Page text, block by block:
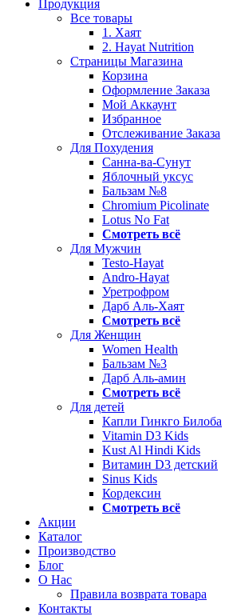
Продукция
Все товары
1. Хаят
2. Hayat Nutrition
Страницы Магазина
Корзина
Оформление Заказа
Мой Аккаунт
Избранное
Отслеживание Заказа
Для Похудения
Санна-ва-Сунут
Яблочный уксус
Бальзам №8
Chromium Picolinate
Lotus No Fat
Смотреть всё
Для Мужчин
Testo-Hayat
Andro-Hayat
Уретрофром
Дарб Аль-Хаят
Смотреть всё
Для Женщин
Women Health
Бальзам №3
Дарб Аль-амин
Смотреть всё
Для детей
Капли Гинкго Билоба
Vitamin D3 Kids
Kust Al Hindi Kids
Витамин D3 детский
Sinus Kids
Кордексин
Смотреть всё
Акции
Каталог
Производство
Блог
О Нас
Правила возврата товара
Контакты